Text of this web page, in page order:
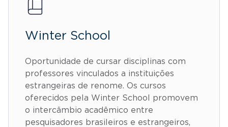
Winter School
Oportunidade de cursar disciplinas com
professores vinculados a instituições
estrangeiras de renome. Os cursos
oferecidos pela Winter School promovem
o intercâmbio acadêmico entre
pesquisadores brasileiros e estrangeiros,